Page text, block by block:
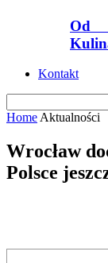
Od
Kontakt
Home Aktualności
Wrocław
Polsce